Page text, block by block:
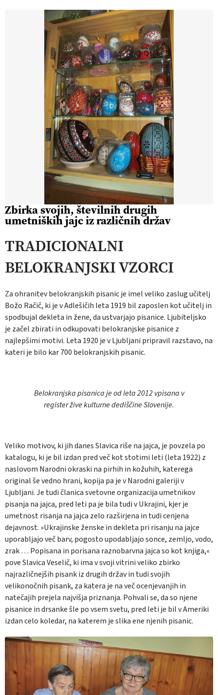
Zbirka svojih, številnih drugih
umetniških jajc iz različnih držav
TRADICIONALNI
BELOKRANJSKI VZORCI
Za ohranitev belokranjskih pisanic je imel veliko zaslug učitelj
Božo Račič, ki je v Adlešičih leta 1919 bil zaposlen kot učitelj in
spodbujal dekleta in žene, da ustvarjajo pisanice. Ljubiteljsko
je začel zbirati in odkupovati belokranjske pisanice z
najlepšimi motivi. Leta 1920 je v Ljubljani pripravil razstavo, na
kateri je bilo kar 700 belokranjskih pisanic.
Belokranjska pisanica je od leta 2012 vpisana v
register žive kulturne dediščine Slovenije.
Veliko motivov, ki jih danes Slavica riše na jajca, je povzela po
katalogu, ki je bil izdan pred več kot stotimi leti (leta 1922) z
naslovom Narodni okraski na pirhih in kožuhih, katerega
original še vedno hrani, kopija pa je v Narodni galeriji v
Ljubljani. Je tudi članica svetovne organizacija umetnikov
pisanja na jajca, pred leti pa je bila tudi v Ukrajini, kjer je
umetnost risanja na jajca zelo razširjena in tudi cenjena
dejavnost. »Ukrajinske ženske in dekleta pri risanju na jajce
uporabljajo več barv, pogosto upodabljajo sonce, zemljo, vodo,
zrak … Popisana in porisana raznobarvna jajca so kot knjiga,«
pove Slavica Veselič, ki ima v svoji vitrini veliko zbirko
najrazličnejših pisank iz drugih držav in tudi svojih
velikonočnih pisank, za katera je na več ocenjevanjih in
natečajih prejela najvišja priznanja. Pohvali se, da so njene
pisanice in drsanke šle po vsem svetu, pred leti je bil v Ameriki
izdan celo koledar, na katerem je slika ene njenih pisanic.